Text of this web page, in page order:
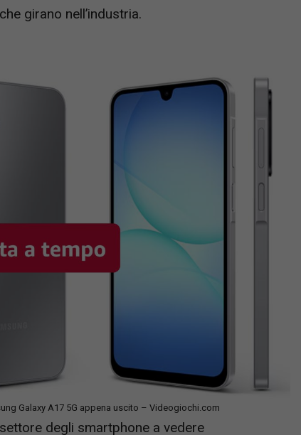
girano nell’industria.
Galaxy A17 5G appena uscito – Videogiochi.com
degli smartphone a vedere